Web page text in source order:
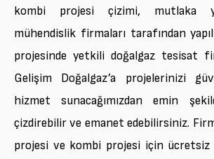
kombi projesi çizimi, mutlaka
mühendislik firmaları tarafından
projesinde yetkili doğalgaz tesisat
Gelişim Doğalgaz’a projelerinizi
hizmet sunacağımızdan emin
çizdirebilir ve emanet edebilirsiniz.
projesi ve kombi projesi için